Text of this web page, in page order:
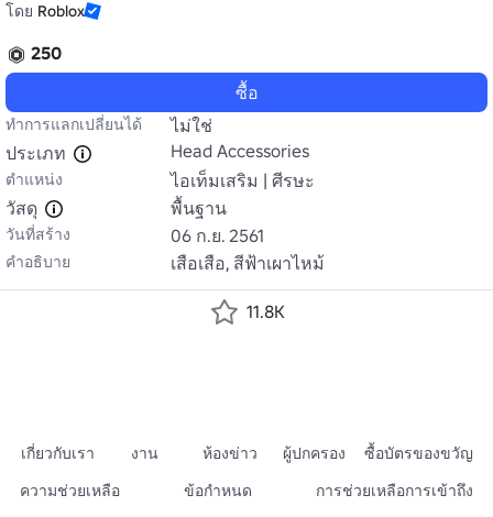
โดย Roblox
250
ซื้อ
ทำการแลกเปลี่ยนได้
ไม่ใช่
ประเภท
Head Accessories
ตำแหน่ง
ไอเท็มเสริม | ศีรษะ
วัสดุ
พื้นฐาน
วันที่สร้าง 06 ก.ย. 2561
คำอธิบาย เสือเสือ, สีฟ้าเผาไหม้
11.8K
เกี่ยวกับเรา งาน ห้องข่าว ผู้ปกครอง
ซื้อบัตรของขวัญ
ความช่วยเหลือ
ข้อกำหนด การช่วยเหลือการเข้าถึง